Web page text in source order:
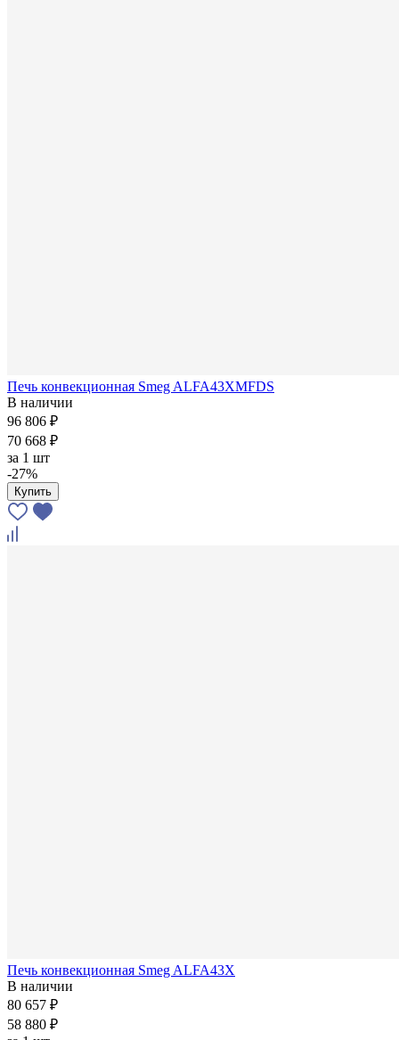
Печь конвекционная Smeg ALFA43XMFDS
В наличии
96 806 ₽
70 668 ₽
за 1 шт
-27%
Купить
Печь конвекционная Smeg ALFA43X
В наличии
80 657 ₽
58 880 ₽